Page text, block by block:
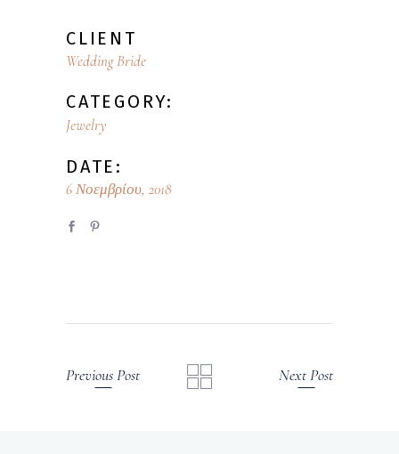
CLIENT
Wedding Bride
CATEGORY:
Jewelry
DATE:
6 Νοεμβρίου, 2018
Previous Post Next Post